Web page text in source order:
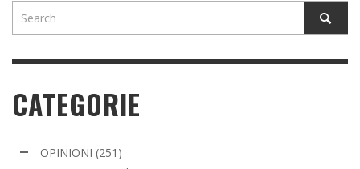
CATEGORIE
OPINIONI (251)